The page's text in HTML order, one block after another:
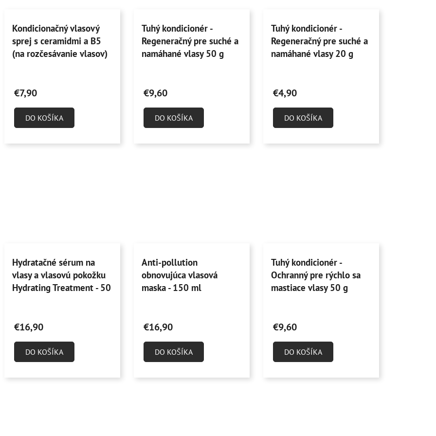
Kondicionačný vlasový
sprej s ceramidmi a B5
(na rozčesávanie vlasov)
hodnotenie
produktu
5,0
€7,90
DO KOŠÍKA
Tuhý kondicionér -
Regeneračný pre suché a
namáhané vlasy 50 g
hodnotenie
produktu
4,6
€9,60
DO KOŠÍKA
Tuhý kondicionér -
Regeneračný pre suché a
namáhané vlasy 20 g
hodnotenie
produktu
4,6
€4,90
DO KOŠÍKA
Hydratačné sérum na
vlasy a vlasovú pokožku
Hydrating Treatment - 50
hodnotenie
produktu
5,0
€16,90
DO KOŠÍKA
Anti-pollution
obnovujúca vlasová
maska - 150 ml
hodnotenie
produktu
4,6
€16,90
DO KOŠÍKA
Tuhý kondicionér -
Ochranný pre rýchlo sa
mastiace vlasy 50 g
hodnotenie
produktu
4,7
€9,60
DO KOŠÍKA